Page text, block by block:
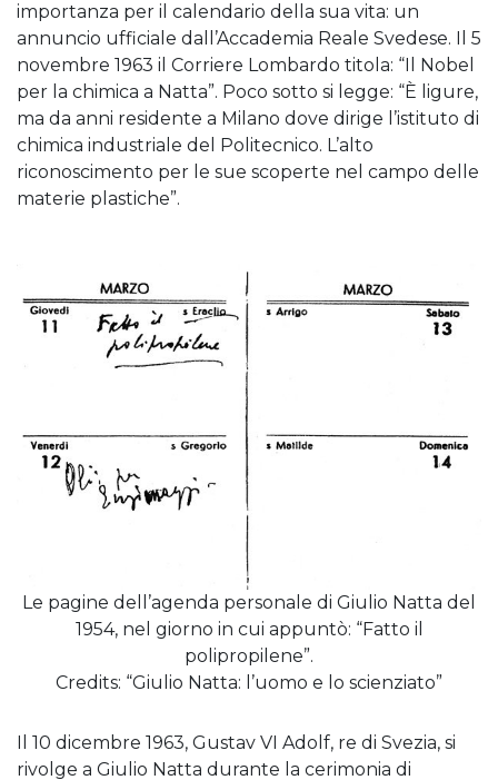
importanza per il calendario della sua vita: un
annuncio ufficiale dall’Accademia Reale Svedese. Il 5
novembre 1963 il Corriere Lombardo titola: “Il Nobel
per la chimica a Natta”. Poco sotto si legge: “È ligure,
ma da anni residente a Milano dove dirige l’istituto di
chimica industriale del Politecnico. L’alto
riconoscimento per le sue scoperte nel campo delle
materie plastiche”.
Le pagine dell’agenda personale di Giulio Natta del
1954, nel giorno in cui appuntò: “Fatto il
polipropilene”.
Credits: “Giulio Natta: l’uomo e lo scienziato”
Il 10 dicembre 1963, Gustav VI Adolf, re di Svezia, si
rivolge a Giulio Natta durante la cerimonia di